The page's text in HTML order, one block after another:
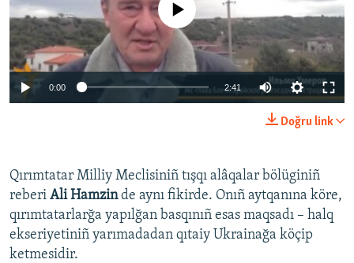
0:00 2:41
Doğru link
Qırımtatar Milliy Meclisiniñ tışqı alâqalar bölüginiñ
reberi Ali Hamzinde aynı fikirde. Onıñ aytqanına köre,
qırımtatarlarğa yapılğan basqınıñ esas maqsadı – halq
ekseriyetiniñ yarımadadan qıtaiy Ukrainağa köçip
ketmesidir.